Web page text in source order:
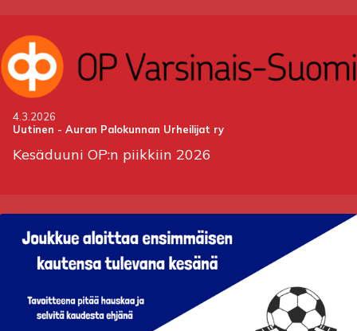
4.3.2026
Uutinen - Auran Palokunnan Urheilijat ry
Kesäduuni OP:n piikkiin 2026